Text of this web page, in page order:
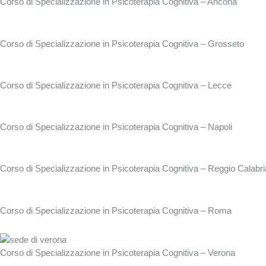
Corso di Specializzazione in Psicoterapia Cognitiva – Grosseto
Corso di Specializzazione in Psicoterapia Cognitiva – Lecce
Corso di Specializzazione in Psicoterapia Cognitiva – Napoli
Corso di Specializzazione in Psicoterapia Cognitiva – Reggio
Corso di Specializzazione in Psicoterapia Cognitiva – Roma
Corso di Specializzazione in Psicoterapia Cognitiva – Verona